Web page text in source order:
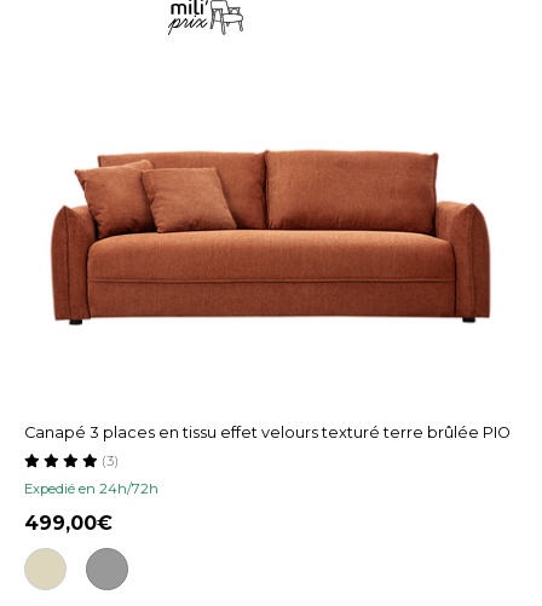
Canapé 3 places en tissu effet velours texturé terre brûlée PIO
Expedié en 24h/72h
(3)
499,00